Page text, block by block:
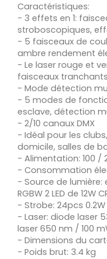
Caractéristiques:
- 3 effets en 1:
stroboscopiques,
- 5 faisceaux de
ambre rendement
- Le laser rouge et
faisceaux tranchants
- Mode détection
- 5 modes de
esclave, détection
- 2/10 canaux DMX
- Idéal pour les
domicile, salles de
- Alimentation: 100 /
- Consommation
- Source de
RGBW 2 LED de 12W
- Strobe: 24pcs
- Laser: diode laser
laser 650 nm / 100
- Dimensions du
- Poids brut: 3.4 kg